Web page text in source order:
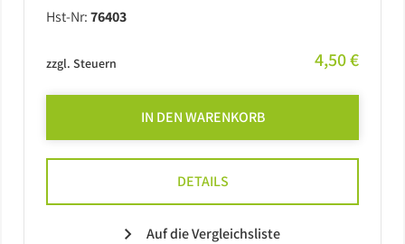
Hst-Nr:76403
zzgl. Steuern 4,50 €
IN DEN WARENKORB
DETAILS
Auf die Vergleichsliste